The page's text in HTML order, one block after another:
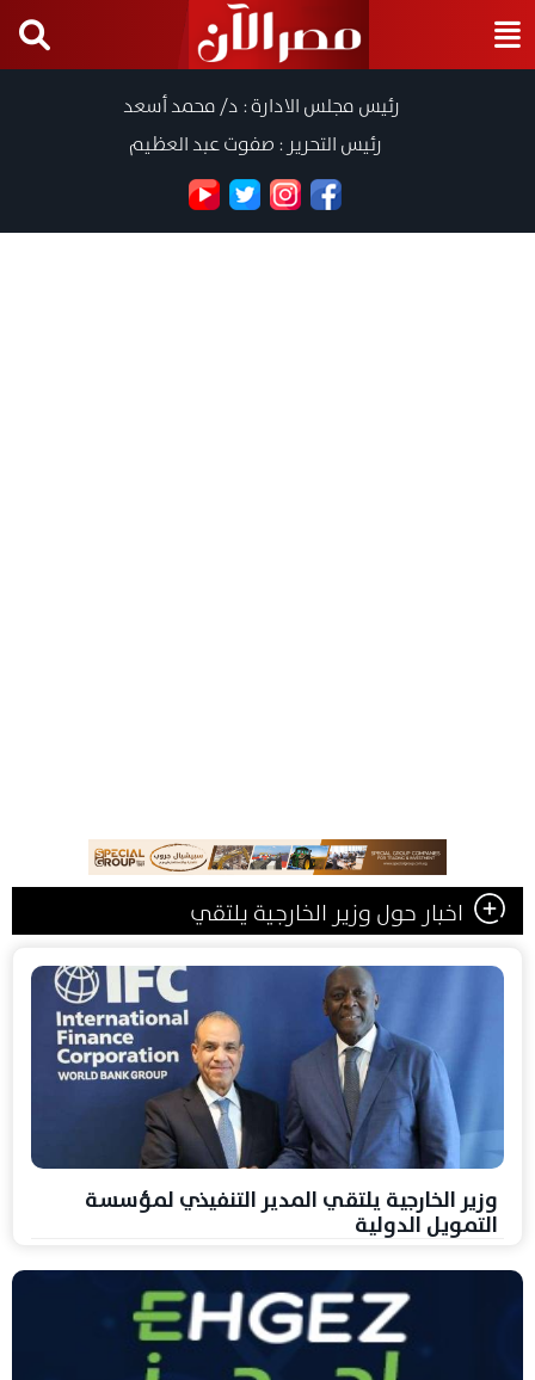
رئيس مجلس الادارة : د/ محمد أسعد
رئيس التحرير : صفوت عبد العظيم
اخبار حول وزير الخارجية يلتقي
وزير الخارجية يلتقي المدير التنفيذي لمؤسسة
التمويل الدولية